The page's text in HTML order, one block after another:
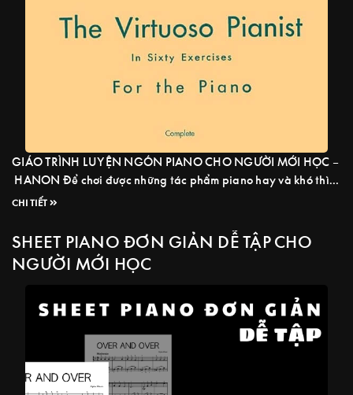
GIÁO TRÌNH LUYỆN NGÓN PIANO CHO NGƯỜI MỚI HỌC –
HANON Để chơi được những tác phẩm piano hay và khó thì
đòi hỏi người chơi phải có kỹ thuật ngón tốt. Để có một bộ
thường xuyên. Vậy tập luyện theo giáo trình ... Read more
CHI TIẾT
SHEET PIANO ĐƠN GIẢN DỄ TẬP CHO
NGƯỜI MỚI HỌC